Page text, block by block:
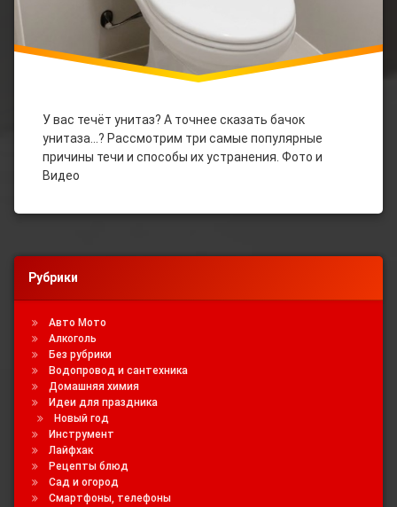
У вас течёт унитаз? А точнее сказать бачок
унитаза…? Рассмотрим три самые популярные
причины течи и способы их устранения. Фото и
Видео
Рубрики
Авто Мото
Алкоголь
Без рубрики
Водопровод и сантехника
Домашняя химия
Идеи для праздника
Новый год
Инструмент
Лайфхак
Рецепты блюд
Сад и огород
Смартфоны, телефоны